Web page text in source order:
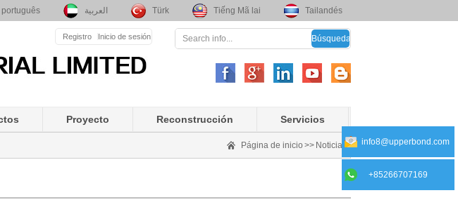
português العربية Türk Tiếng Mã lai Tailandés
Registro Inicio de sesión
Proyecto Reconstrucción Servicios
Página de inicio >> Noticias info8@upperbond.com
+85266707169